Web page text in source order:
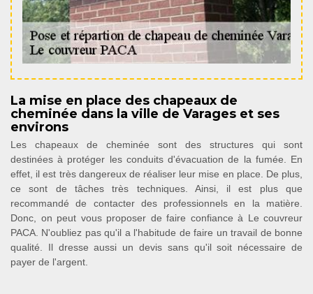
La mise en place des chapeaux de
cheminée dans la ville de Varages et ses
environs
Les chapeaux de cheminée sont des structures qui sont
destinées à protéger les conduits d'évacuation de la fumée. En
effet, il est très dangereux de réaliser leur mise en place. De plus,
ce sont de tâches très techniques. Ainsi, il est plus que
recommandé de contacter des professionnels en la matière.
Donc, on peut vous proposer de faire confiance à Le couvreur
PACA. N'oubliez pas qu'il a l'habitude de faire un travail de bonne
qualité. Il dresse aussi un devis sans qu'il soit nécessaire de
payer de l'argent.